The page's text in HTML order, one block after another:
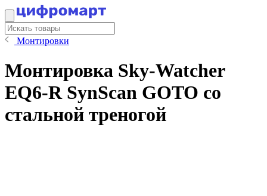
Монтировки
Монтировка Sky-Watcher
EQ6-R SynScan GOTO со
стальной треногой